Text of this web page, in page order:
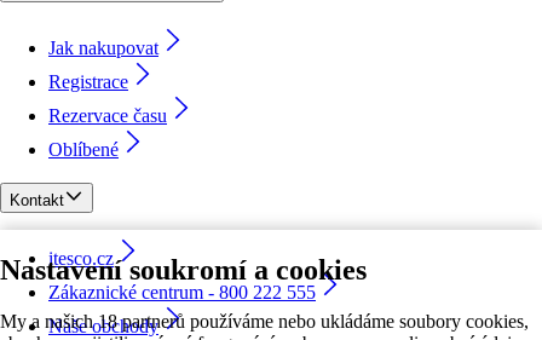
Nastavení soukromí a cookies
My a našich 18 partnerů používáme nebo ukládáme soubory cookies,
Jak nakupovat
Registrace
Rezervace času
Oblíbené
Kontakt
itesco.cz
Zákaznické centrum - 800 222 555
Naše obchody